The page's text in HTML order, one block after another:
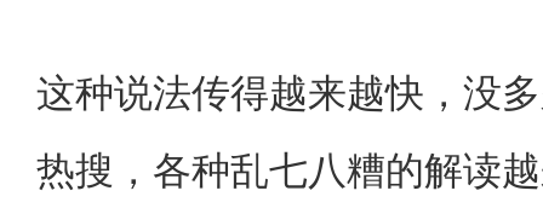
这种说法传得越来越快，没
热搜，各种乱七八糟的解读